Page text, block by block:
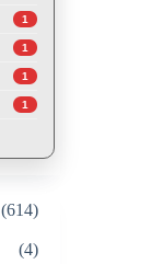
1
1
1
1
(614)
(4)